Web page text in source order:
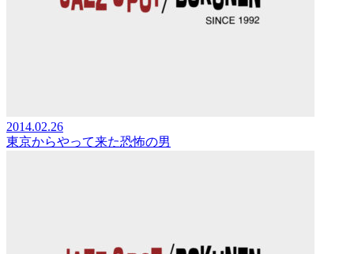
2014.02.26
東京からやって来た恐怖の男